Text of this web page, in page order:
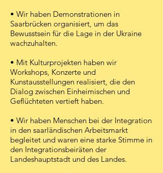
• Wir haben Demonstrationen in
Saarbrücken organisiert, um das
Bewusstsein für die Lage in der Ukraine
wachzuhalten.
• Mit Kulturprojekten haben wir
Workshops, Konzerte und
Kunstausstellungen realisiert, die den
Dialog zwischen Einheimischen und
Geflüchteten vertieft haben.
• Wir haben Menschen bei der Integration
in den saarländischen Arbeitsmarkt
begleitet und waren eine starke Stimme in
den Integrationsbeiräten der
Landeshauptstadt und des Landes.